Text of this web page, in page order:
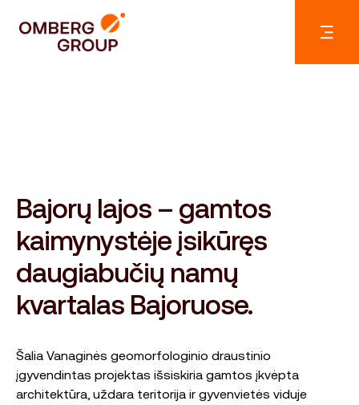
Bajorų lajos – gamtos
kaimynystėje įsikūręs
daugiabučių namų
kvartalas Bajoruose.
Šalia Vanaginės geomorfologinio draustinio
įgyvendintas projektas išsiskiria gamtos įkvėpta
architektūra, uždara teritorija ir gyvenvietės viduje